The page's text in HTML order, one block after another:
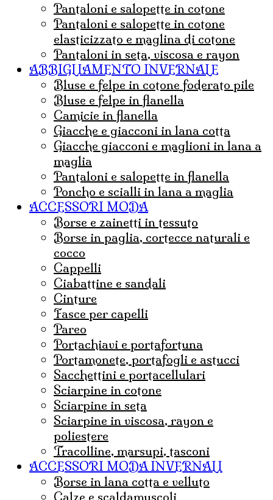
pantaloni e salopette in cotone
Pantaloni e salopette in cotone
elasticizzato e maglina di cotone
Pantaloni in seta, viscosa e rayon
ABBIGLIAMENTO INVERNALE
Bluse e felpe in cotone foderato pile
Bluse e felpe in flanella
Camicie in flanella
Giacche e giacconi in lana cotta
Giacche giacconi e maglioni in lana a
maglia
Pantaloni e salopette in flanella
Poncho e scialli in lana a maglia
ACCESSORI MODA
borse e zainetti in tessuto
borse in paglia, cortecce naturali e
cocco
Cappelli
ciabattine e sandali
cinture
fasce per capelli
pareo
portachiavi e portafortuna
portamonete, portafogli e astucci
sacchettini e portacellulari
sciarpine in cotone
sciarpine in seta
sciarpine in viscosa, rayon e
poliestere
tracolline, marsupi, tasconi
ACCESSORI MODA INVERNALI
borse in lana cotta e velluto
Calze e scaldamuscoli